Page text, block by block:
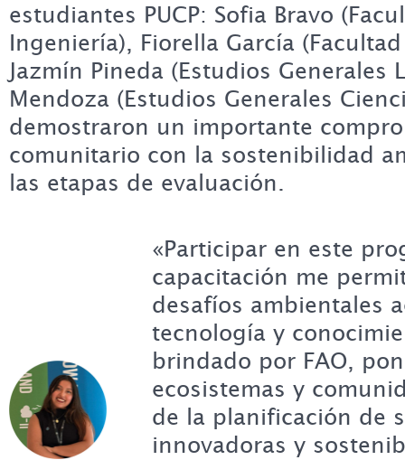
estudiantes PUCP: Sofia Bravo
Ingeniería), Fiorella García
Jazmín Pineda (Estudios Generales
Mendoza (Estudios Generales
demostraron un importante
comunitario con la sostenibilidad
las etapas de evaluación.
«Participar en este
capacitación me
desafíos ambientales
tecnología y
brindado por FAO,
ecosistemas y
de la planificación de
innovadoras y